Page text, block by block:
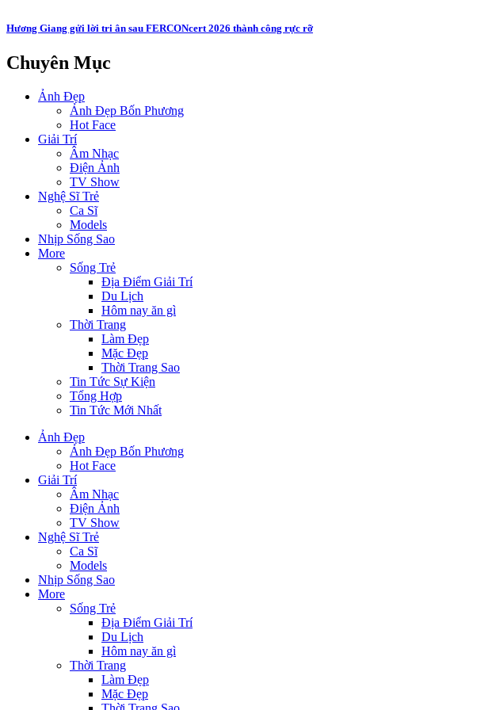
Hương Giang gửi lời tri ân sau FERCONcert 2026 thành công rực rỡ
Chuyên Mục
Ảnh Đẹp
Ảnh Đẹp Bốn Phương
Hot Face
Giải Trí
Âm Nhạc
Điện Ảnh
TV Show
Nghệ Sĩ Trẻ
Ca Sĩ
Models
Nhịp Sống Sao
More
Sống Trẻ
Địa Điểm Giải Trí
Du Lịch
Hôm nay ăn gì
Thời Trang
Làm Đẹp
Mặc Đẹp
Thời Trang Sao
Tin Tức Sự Kiện
Tổng Hợp
Tin Tức Mới Nhất
Ảnh Đẹp
Ảnh Đẹp Bốn Phương
Hot Face
Giải Trí
Âm Nhạc
Điện Ảnh
TV Show
Nghệ Sĩ Trẻ
Ca Sĩ
Models
Nhịp Sống Sao
More
Sống Trẻ
Địa Điểm Giải Trí
Du Lịch
Hôm nay ăn gì
Thời Trang
Làm Đẹp
Mặc Đẹp